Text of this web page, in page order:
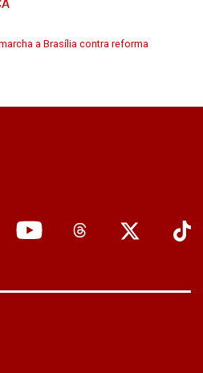
a Brasília contra reforma